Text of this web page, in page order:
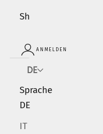
Shop
ANMELDEN
DE
Sprache
DE
IT